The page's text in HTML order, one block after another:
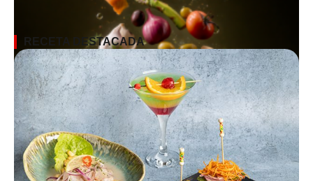
RECETA DESTACADA